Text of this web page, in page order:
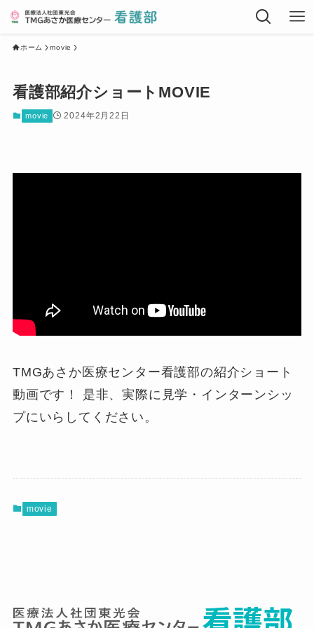
ホーム movie
看護部紹介ショートMOVIE
movie 2024年2月22日
TMGあさか医療センター看護部の紹介ショート
動画です！ 是非、実際に見学・インターンシッ
プにいらしてください。
movie